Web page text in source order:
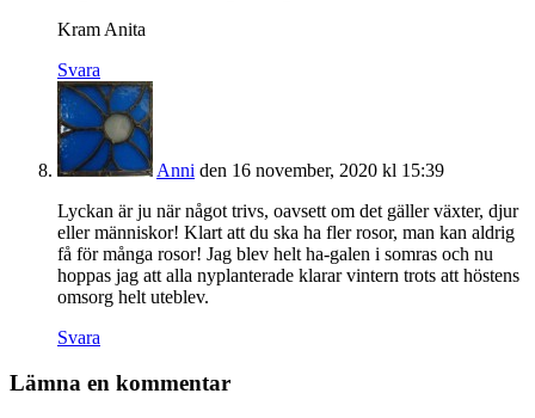
Kram Anita
Svara
Anni den 16 november, 2020 kl 15:39
Lyckan är ju när något trivs, oavsett om det gäller växter, djur
eller människor! Klart att du ska ha fler rosor, man kan aldrig
få för många rosor! Jag blev helt ha-galen i somras och nu
hoppas jag att alla nyplanterade klarar vintern trots att höstens
omsorg helt uteblev.
Svara
Lämna en kommentar